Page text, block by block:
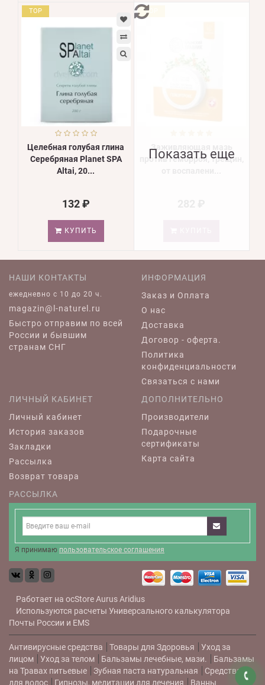
TOP
Целебная голубая глина
Серебряная Planet SPA
Altai, 20...
132 ₽
КУПИТЬ
TOP
Заживляющая мазь
против геморроя, трещин,
Показать еще
НАШИ КОНТАКТЫ
ежедневно c 10 до 20 ч.
magazin@l-naturel.ru
Быстро отправим по всей
России и бывшим
странам СНГ
ИНФОРМАЦИЯ
Заказ и Оплата
О нас
Доставка
Договор - оферта.
Политика
конфиденциальности
Связаться с нами
ЛИЧНЫЙ КАБИНЕТ
Личный кабинет
История заказов
Закладки
Рассылка
Возврат товара
ДОПОЛНИТЕЛЬНО
Производители
Подарочные
сертификаты
Карта сайта
РАССЫЛКА
Я принимаю пользовательское соглашения
Работает на ocStoreAurusAridius
Используются расчеты Универсального калькулятора
Почты России и EMS
Антивирусные средства Товары для Здоровья
Уход за
лицом
Уход за телом Бальзамы лечебные, мази.
Бальзамы
на Травах питьевые
Зубная паста натуральная
Средства
для волос
Гипнозы, медитации для лечения Ванны